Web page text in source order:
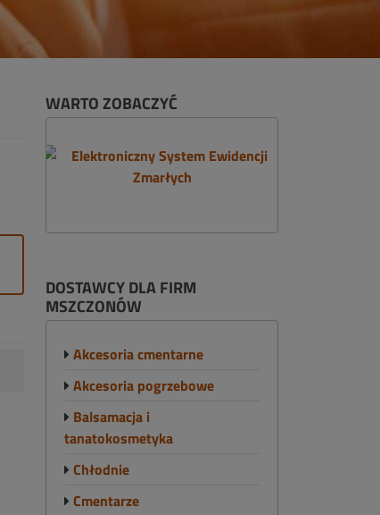
WARTO ZOBACZYĆ
DOSTAWCY DLA FIRM
MSZCZONÓW
Akcesoria cmentarne
Akcesoria pogrzebowe
Balsamacja i
tanatokosmetyka
Chłodnie
Cmentarze